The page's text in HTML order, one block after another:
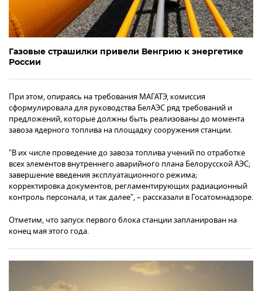
Газовые страшилки привели Венгрию к энергетике
России
При этом, опираясь на требования МАГАТЭ, комиссия
сформулировала для руководства БелАЭС ряд требований и
предложений, которые должны быть реализованы до момента
завоза ядерного топлива на площадку сооружения станции.
"В их числе проведение до завоза топлива учений по отработке
всех элементов внутреннего аварийного плана Белорусской АЭС;
завершение введения эксплуатационного режима;
корректировка документов, регламентирующих радиационный
контроль персонала, и так далее", – рассказали в Госатомнадзоре.
Отметим, что запуск первого блока станции запланирован на
конец мая этого года.